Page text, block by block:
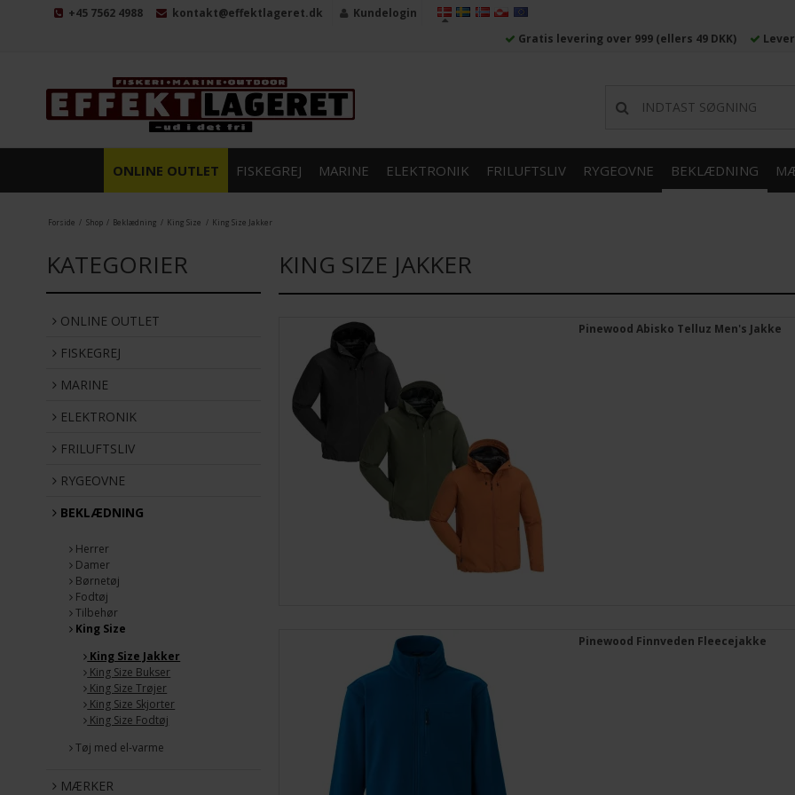
+45 7562 4988 kontakt@effektlageret.dk
Kundelogin
Gratis levering over 999 (ellers 49 DKK)
ONLINE OUTLET FISKEGREJ MARINE ELEKTRONIK FRILUFTSLIV RYGEOVNE BEKLÆDNING
Forside / Shop / Beklædning / King Size / King Size Jakker
KATEGORIER
ONLINE OUTLET
FISKEGREJ
MARINE
ELEKTRONIK
FRILUFTSLIV
RYGEOVNE
BEKLÆDNING
Herrer
Damer
Børnetøj
Fodtøj
Tilbehør
King Size
King Size Jakker
King Size Bukser
King Size Trøjer
King Size Skjorter
King Size Fodtøj
Tøj med el-varme
MÆRKER
KING SIZE JAKKER
Pinewood Abisko Telluz Men's Jakke
Pinewood Finnveden Fleecejakke